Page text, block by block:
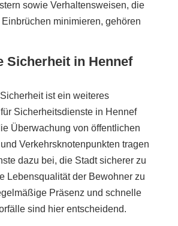
sowie Verhaltensweisen, die
minimieren, gehören
Sicherheit in Hennef
ist ein weiteres
Sicherheitsdienste in Hennef
Überwachung von öffentlichen
Verkehrsknotenpunkten tragen
dazu bei, die Stadt sicherer zu
Lebensqualität der Bewohner zu
Präsenz und schnelle
sind hier entscheidend.